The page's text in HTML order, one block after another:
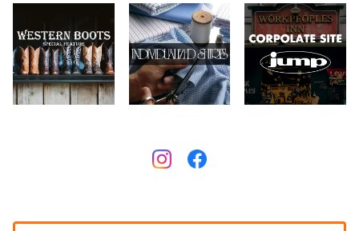
Crescent Down Works